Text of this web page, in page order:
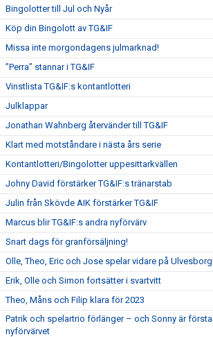
Bingolotter till Jul och Nyår
Köp din Bingolott av TG&IF
Missa inte morgondagens julmarknad!
”Perra” stannar i TG&IF
Vinstlista TG&IF:s kontantlotteri
Julklappar
Jonathan Wahnberg återvänder till TG&IF
Klart med motståndare i nästa års serie
Kontantlotteri/Bingolotter uppesittarkvällen
Johny David förstärker TG&IF:s tränarstab
Julin från Skövde AIK förstärker TG&IF
Marcus blir TG&IF:s andra nyförvärv
Snart dags för granförsäljning!
Olle, Theo, Eric och Jose spelar vidare på Ulvesborg
Erik, Olle och Simon fortsätter i svartvitt
Theo, Måns och Filip klara för 2023
Patrik och spelartrio förlänger – och Sonny är första
nyförvärvet